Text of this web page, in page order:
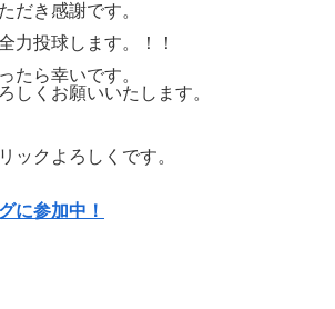
だき感謝です。
力投球します。！！
たら幸いです。
しくお願いいたします。
ックよろしくです。
に参加中！